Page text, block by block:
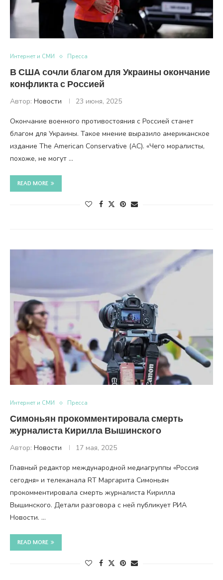
Интернет и СМИ Пресса
В США сочли благом для Украины окончание
конфликта с Россией
Автор: Новости 23 июня, 2025
Окончание военного противостояния с Россией станет
благом для Украины. Такое мнение выразило американское
издание The American Conservative (AC). «Чего моралисты,
похоже, не могут …
READ MORE
Интернет и СМИ Пресса
Симоньян прокомментировала смерть
журналиста Кирилла Вышинского
Автор: Новости 17 мая, 2025
Главный редактор международной медиагруппы «Россия
сегодня» и телеканала RT Маргарита Симоньян
прокомментировала смерть журналиста Кирилла
Вышинского. Детали разговора с ней публикует РИА
Новости. …
READ MORE